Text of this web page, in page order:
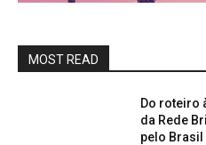
MOST READ
Do roteiro
da Rede
pelo Brasil